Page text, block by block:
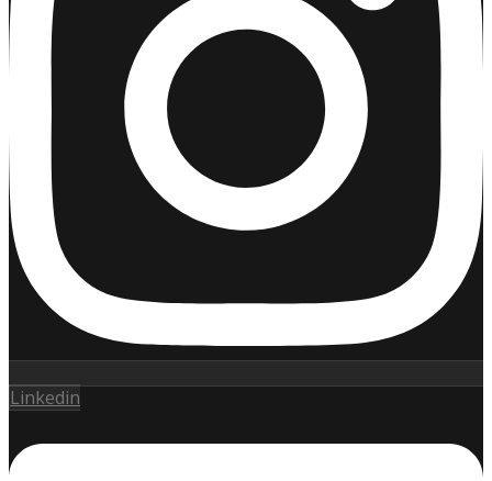
Linkedin